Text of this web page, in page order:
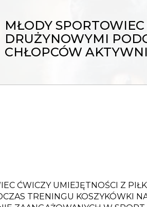
MŁODY
DRUŻYNOWYMI
CHŁOPCÓW